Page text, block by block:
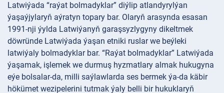
Latwiýada “raýat bolmadyklar” diýlip atlandyrylýan
ýaşaýjylaryň aýratyn topary bar. Olaryň arasynda esasan
1991-nji ýylda Latwiýanyň garaşsyzlygyny dikeltmek
döwründe Latwiýada ýaşan etniki ruslar we beýleki
latwiýaly bolmadyklar bar. “Raýat bolmadyklar” Latwiýada
ýaşamak, işlemek we durmuş hyzmatlary almak hukugyna
eýe bolsalar-da, milli saýlawlarda ses bermek ýa-da käbir
hökümet wezipelerini tutmak ýaly belli bir hukuklaryň